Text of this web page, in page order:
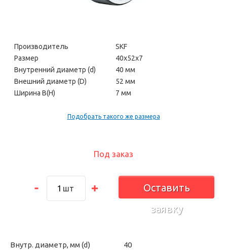
Под заказ
шт
Оставить
заявку
Производитель
SKF
Размер
40х52х7
Внутренний диаметр (d)
40 мм
Внешний диаметр (D)
52 мм
Ширина В(H)
7 мм
Подобрать такого же размера
Внутр. диаметр, мм (d) 40